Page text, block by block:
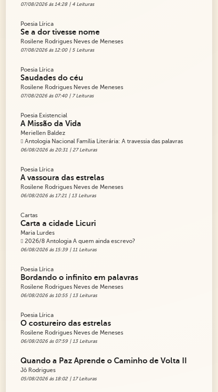
07/08/2026 ás 14:28 | 4 Leituras
Poesia Lírica
Se a dor tivesse nome
Rosilene Rodrigues Neves de Meneses
07/08/2026 ás 12:00 | 5 Leituras
Poesia Lírica
Saudades do céu
Rosilene Rodrigues Neves de Meneses
07/08/2026 ás 07:40 | 7 Leituras
Poesia Existencial
A Missão da Vida
Meriellen Baldez
Antologia Nacional Família Literária: A travessia das palavras
06/08/2026 ás 20:31 | 27 Leituras
Poesia Lírica
A vassoura das estrelas
Rosilene Rodrigues Neves de Meneses
06/08/2026 ás 17:21 | 13 Leituras
Cartas
Carta a cidade Licuri
Maria Lurdes
2026/8 Antologia A quem ainda escrevo?
06/08/2026 ás 15:39 | 11 Leituras
Poesia Lírica
Bordando o infinito em palavras
Rosilene Rodrigues Neves de Meneses
06/08/2026 ás 10:55 | 13 Leituras
Poesia Lírica
O costureiro das estrelas
Rosilene Rodrigues Neves de Meneses
06/08/2026 ás 07:59 | 13 Leituras
Quando a Paz Aprende o Caminho de Volta II
Jô Rodrigues
05/08/2026 ás 18:02 | 17 Leituras